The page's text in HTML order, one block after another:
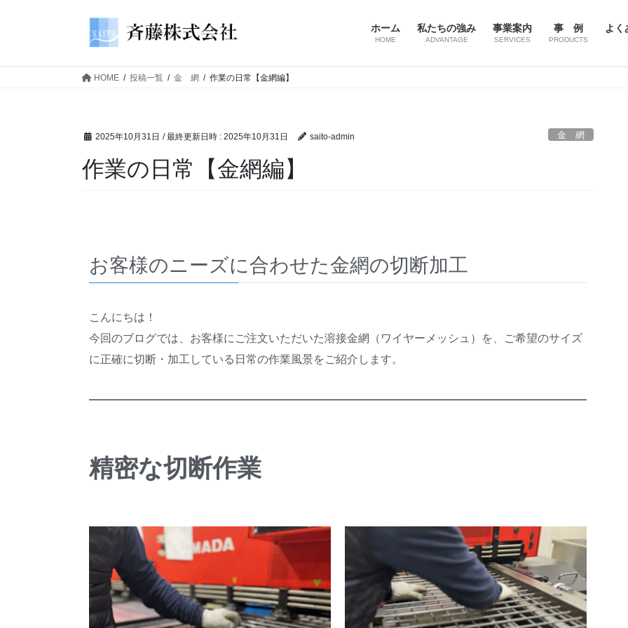
ホーム
HOME
私たちの強み
ADVANTAGE
事業案内
SERVICES
事 例
PRODUCTS
よく
HOME 投稿一覧 金 網 作業の日常【金網編】
2025年10月31日 / 最終更新日時 : 2025年10月31日 saito-admin 金 網
作業の日常【金網編】
お客様のニーズに合わせた金網の切断加工
こんにちは！
今回のブログでは、お客様にご注文いただいた溶接金網（ワイヤーメッシュ）を、ご希望のサイズ
に正確に切断・加工している日常の作業風景をご紹介します。
精密な切断作業